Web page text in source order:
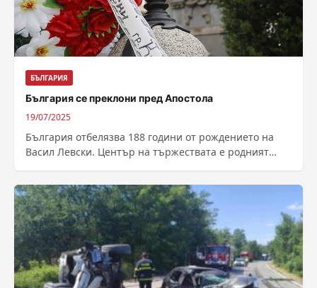
БЪЛГАРИЯ
България се преклони пред Апостола
19/07/2025
България отбелязва 188 години от рождението на
Васил Левски. Център на тържествата е родният